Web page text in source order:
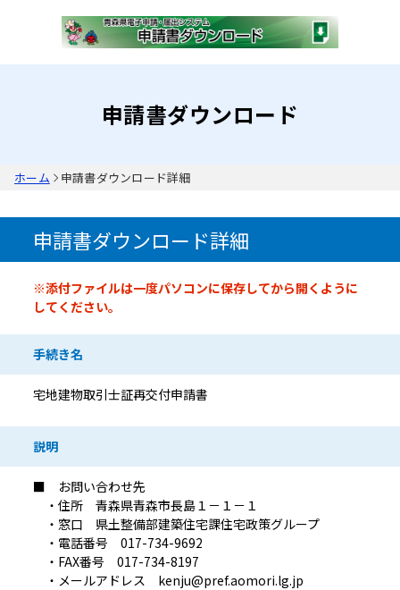
申請書ダウンロード
ホーム 申請書ダウンロード詳細
申請書ダウンロード詳細
申請書情報※添付ファイルは一度パソコンに保存してから開くように
してください。
手続き名
宅地建物取引士証再交付申請書
説明
■ お問い合わせ先
・住所 青森県青森市長島１－１－１
・窓口 県土整備部建築住宅課住宅政策グループ
・電話番号 017-734-9692
・FAX番号 017-734-8197
・メールアドレス kenju@pref.aomori.lg.jp